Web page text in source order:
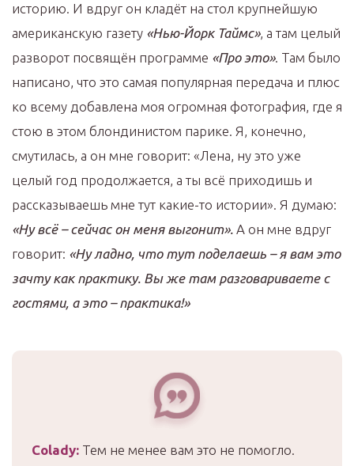
историю. И вдруг он кладёт на стол крупнейшую
американскую газету «Нью-Йорк Таймс», а там целый
разворот посвящён программе «Про это». Там было
написано, что это самая популярная передача и плюс
ко всему добавлена моя огромная фотография, где я
стою в этом блондинистом парике. Я, конечно,
смутилась, а он мне говорит: «Лена, ну это уже
целый год продолжается, а ты всё приходишь и
рассказываешь мне тут какие-то истории». Я думаю:
«Ну всё – сейчас он меня выгонит». А он мне вдруг
говорит: «Ну ладно, что тут поделаешь – я вам это
зачту как практику. Вы же там разговариваете с
гостями, а это – практика!»
Colady: Тем не менее вам это не помогло.